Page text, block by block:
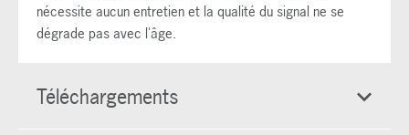
nécessite aucun entretien et la qualité du signal ne se
dégrade pas avec l'âge.
Téléchargements